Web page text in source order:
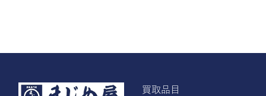
買取品目